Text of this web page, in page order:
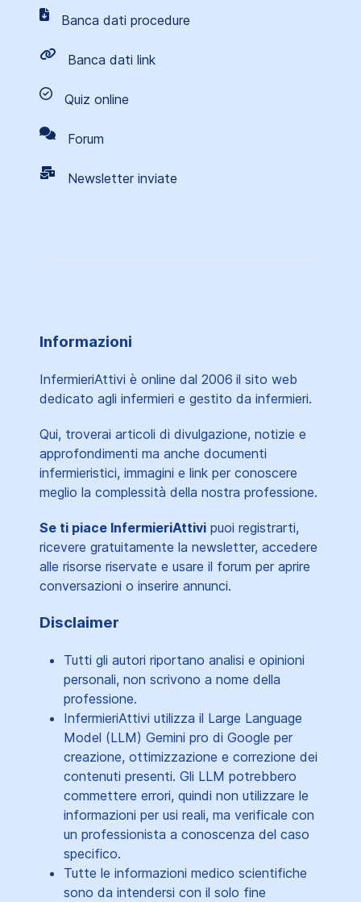
Banca dati procedure
Banca dati link
Quiz online
Forum
Newsletter inviate
Informazioni
InfermieriAttivi è online dal 2006 il sito web
dedicato agli infermieri e gestito da infermieri.
Qui, troverai articoli di divulgazione, notizie e
approfondimenti ma anche documenti
infermieristici, immagini e link per conoscere
meglio la complessità della nostra professione.
Se ti piace InfermieriAttivi puoi registrarti,
ricevere gratuitamente la newsletter, accedere
alle risorse riservate e usare il forum per aprire
conversazioni o inserire annunci.
Disclaimer
Tutti gli autori riportano analisi e opinioni
personali, non scrivono a nome della
professione.
InfermieriAttivi utilizza il Large Language
Model (LLM) Gemini pro di Google per
creazione, ottimizzazione e correzione dei
contenuti presenti. Gli LLM potrebbero
commettere errori, quindi non utilizzare le
informazioni per usi reali, ma verificale con
un professionista a conoscenza del caso
specifico.
Tutte le informazioni medico scientifiche
sono da intendersi con il solo fine